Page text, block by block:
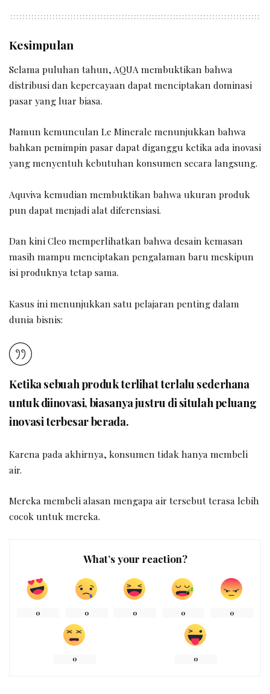
Kesimpulan
Selama puluhan tahun, AQUA membuktikan bahwa
distribusi dan kepercayaan dapat menciptakan dominasi
pasar yang luar biasa.
Namun kemunculan Le Minerale menunjukkan bahwa
bahkan pemimpin pasar dapat diganggu ketika ada inovasi
yang menyentuh kebutuhan konsumen secara langsung.
Aquviva kemudian membuktikan bahwa ukuran produk
pun dapat menjadi alat diferensiasi.
Dan kini Cleo memperlihatkan bahwa desain kemasan
masih mampu menciptakan pengalaman baru meskipun
isi produknya tetap sama.
Kasus ini menunjukkan satu pelajaran penting dalam
dunia bisnis:
Ketika sebuah produk terlihat terlalu sederhana
untuk diinovasi, biasanya justru di situlah peluang
inovasi terbesar berada.
Karena pada akhirnya, konsumen tidak hanya membeli
air.
Mereka membeli alasan mengapa air tersebut terasa lebih
cocok untuk mereka.
What’s your reaction?
0 0 0 0 0
0 0